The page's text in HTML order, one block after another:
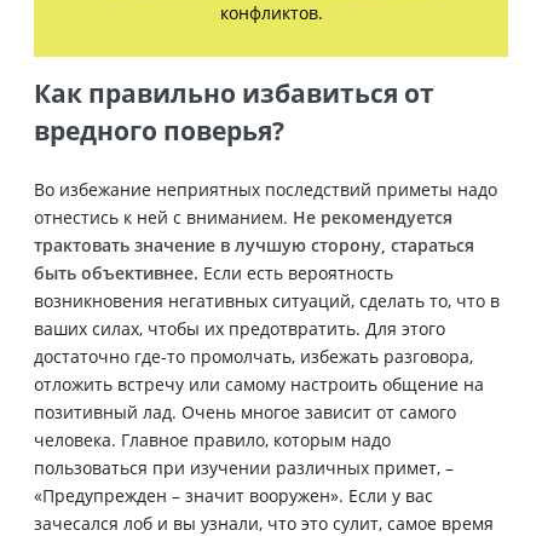
конфликтов.
Как правильно избавиться от
вредного поверья?
Во избежание неприятных последствий приметы надо
отнестись к ней с вниманием. Не рекомендуется
трактовать значение в лучшую сторону, стараться
быть объективнее. Если есть вероятность
возникновения негативных ситуаций, сделать то, что в
ваших силах, чтобы их предотвратить. Для этого
достаточно где-то промолчать, избежать разговора,
отложить встречу или самому настроить общение на
позитивный лад. Очень многое зависит от самого
человека. Главное правило, которым надо
пользоваться при изучении различных примет, –
«Предупрежден – значит вооружен». Если у вас
зачесался лоб и вы узнали, что это сулит, самое время